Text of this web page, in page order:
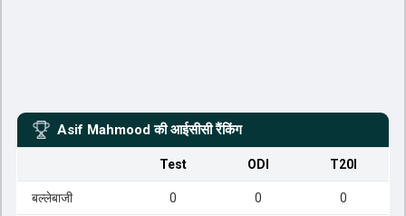
Asif Mahmood की आईसीसी रैंकिंग
Test ODI T20I
बल्लेबाजी 0 0 0